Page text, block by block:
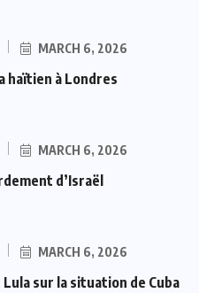
MARCH 6, 2026
haïtien à Londres
MARCH 6, 2026
d’Israël
MARCH 6, 2026
sur la situation de Cuba